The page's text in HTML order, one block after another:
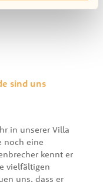
sind uns
in unserer Villa
noch eine
kennt er
vielfältigen
uns, dass er